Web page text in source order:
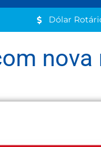
Dólar